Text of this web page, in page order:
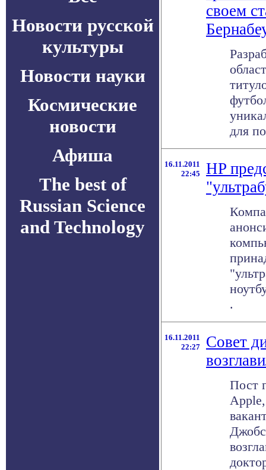
Новости русской
культуры
Новости науки
Космические
новости
Афиша
The best of
Russian Science
and Technology
своем
для
16.11.2011
22:45
HP
.
16.11.2011
22:27
Совет
Пост